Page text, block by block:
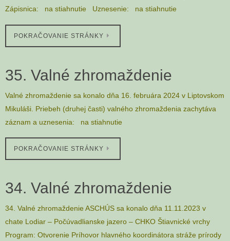
Zápisnica: na stiahnutie Uznesenie: na stiahnutie
POKRAČOVANIE STRÁNKY
35. Valné zhromaždenie
Valné zhromaždenie sa konalo dňa 16. februára 2024 v Liptovskom
Mikuláši. Priebeh (druhej časti) valného zhromaždenia zachytáva
záznam a uznesenia: na stiahnutie
POKRAČOVANIE STRÁNKY
34. Valné zhromaždenie
34. Valné zhromaždenie ASCHÚS sa konalo dňa 11.11.2023 v
chate Lodiar – Počúvadlianske jazero – CHKO Štiavnické vrchy
Program: Otvorenie Príhovor hlavného koordinátora stráže prírody